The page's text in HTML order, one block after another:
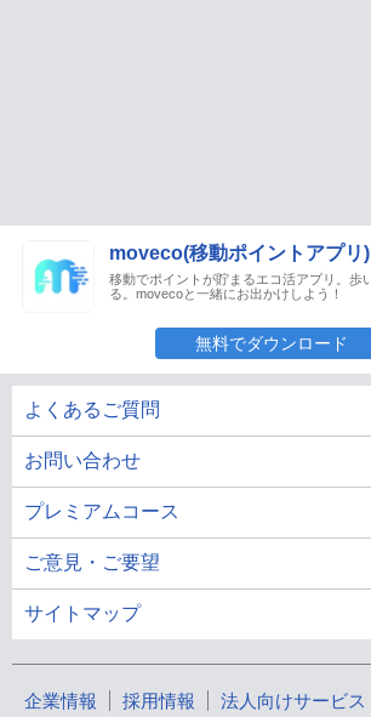
moveco(移動ポイントアプリ)
移動でポイントが貯まるエコ活アプリ。歩
る。movecoと一緒にお出かけしよう！
無料でダウンロード
よくあるご質問
お問い合わせ
プレミアムコース
ご意見・ご要望
サイトマップ
企業情報 採用情報 法人向けサービス